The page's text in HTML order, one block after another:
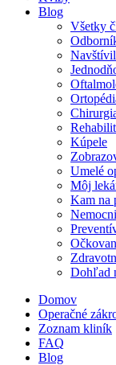
Blog
Všetky
Kúpele
Umelé
Môj
Kam na
Dohľad
Domov
Operačné
Zoznam kliník
FAQ
Blog